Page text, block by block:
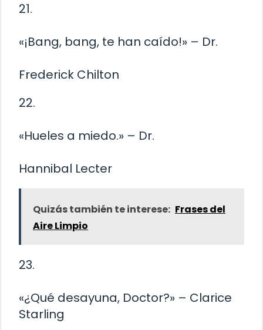
21.
«¡Bang, bang, te han caído!» – Dr.
Frederick Chilton
22.
«Hueles a miedo.» – Dr.
Hannibal Lecter
Quizás también te interese: Frases del
Aire Limpio
23.
«¿Qué desayuna, Doctor?» – Clarice
Starling